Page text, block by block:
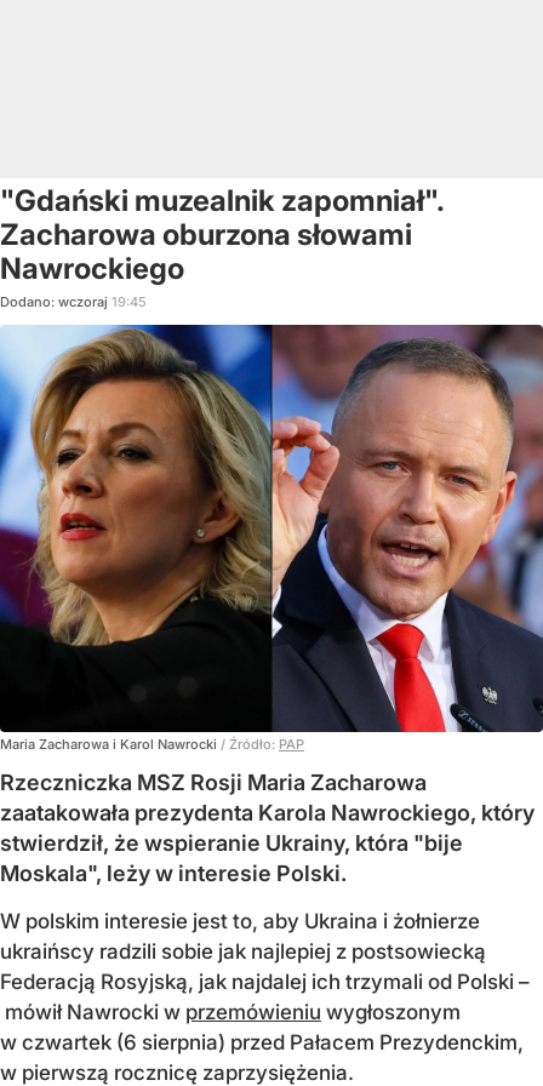
"Gdański muzealnik zapomniał".
Zacharowa oburzona słowami
Nawrockiego
Dodano: wczoraj 19:45
Maria Zacharowa i Karol Nawrocki / Źródło: PAP
Rzeczniczka MSZ Rosji Maria Zacharowa
zaatakowała prezydenta Karola Nawrockiego, który
stwierdził, że wspieranie Ukrainy, która "bije
Moskala", leży w interesie Polski.
W polskim interesie jest to, aby Ukraina i żołnierze
ukraińscy radzili sobie jak najlepiej z postsowiecką
Federacją Rosyjską, jak najdalej ich trzymali od Polski –
mówił Nawrocki w przemówieniu wygłoszonym
w czwartek (6 sierpnia) przed Pałacem Prezydenckim,
w pierwszą rocznicę zaprzysiężenia.